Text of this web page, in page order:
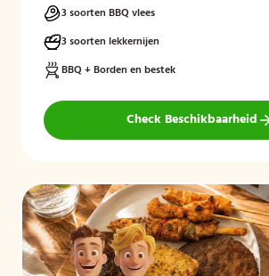
BBQ-ervaring tijdens een feest, familiedag of
3 soorten BBQ vlees
3 soorten lekkernijen
BBQ + Borden en bestek
Check Beschikbaarheid